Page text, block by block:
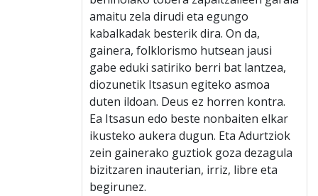
amaitu zela dirudi eta egungo
kabalkadak besterik dira. On da,
gainera, folklorismo hutsean jausi
gabe eduki satiriko berri bat lantzea,
diozunetik Itsasun egiteko asmoa
duten ildoan. Deus ez horren kontra.
Ea Itsasun edo beste nonbaiten elkar
ikusteko aukera dugun. Eta Adurtziok
zein gainerako guztiok goza dezagula
bizitzaren inauterian, irriz, libre eta
begirunez.